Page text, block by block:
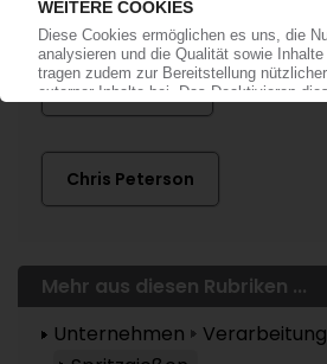
Mehr zu ...
Newell Brands
Chris Peterson
Mehr aus diesen Rubriken ...
Unternehmen
Verarbeitung